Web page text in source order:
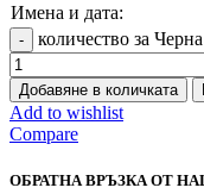
Имена и дата:
количество за
Добавяне в количката
Add to wishlist
Compare
ОБРАТНА ВРЪЗКА ОТ